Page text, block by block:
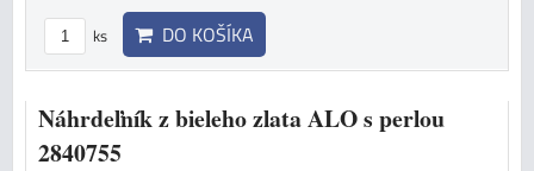
ks DO KOŠÍKA
Náhrdeľník z bieleho zlata ALO s perlou
2840755